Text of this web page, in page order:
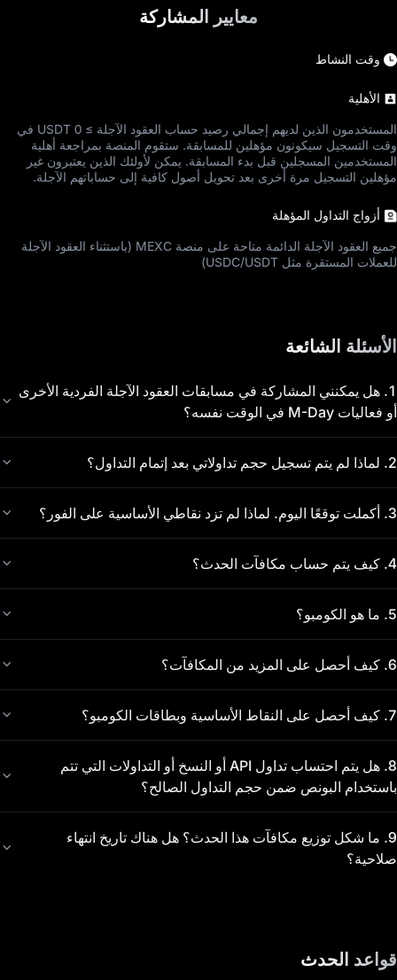
معايير المشاركة
وقت النشاط
الأهلية
المستخدمون الذين لديهم إجمالي رصيد حساب العقود الآجلة ≥ 0 USDT في
وقت التسجيل سيكونون مؤهلين للمسابقة. ستقوم المنصة بمراجعة أهلية
المستخدمين المسجلين قبل بدء المسابقة. يمكن لأولئك الذين يعتبرون غير
مؤهلين التسجيل مرة أخرى بعد تحويل أصول كافية إلى حساباتهم الآجلة.
أزواج التداول المؤهلة
جميع العقود الآجلة الدائمة متاحة على منصة MEXC (باستثناء العقود الآجلة
للعملات المستقرة مثل USDC/USDT)
الأسئلة الشائعة
1
. هل يمكنني المشاركة في مسابقات العقود الآجلة الفردية الأخرى
أو فعاليات M-Day في الوقت نفسه؟
2
. لماذا لم يتم تسجيل حجم تداولاتي بعد إتمام التداول؟
3
. أكملت توقعًا اليوم. لماذا لم تزد نقاطي الأساسية على الفور؟
4
. كيف يتم حساب مكافآت الحدث؟
5
. ما هو الكومبو؟
6
. كيف أحصل على المزيد من المكافآت؟
7
. كيف أحصل على النقاط الأساسية وبطاقات الكومبو؟
8
.
هل يتم احتساب تداول API أو النسخ أو التداولات التي تتم
باستخدام البونص ضمن حجم التداول الصالح؟
9
. ما شكل توزيع مكافآت هذا الحدث؟ هل هناك تاريخ انتهاء
صلاحية؟
قواعد الحدث